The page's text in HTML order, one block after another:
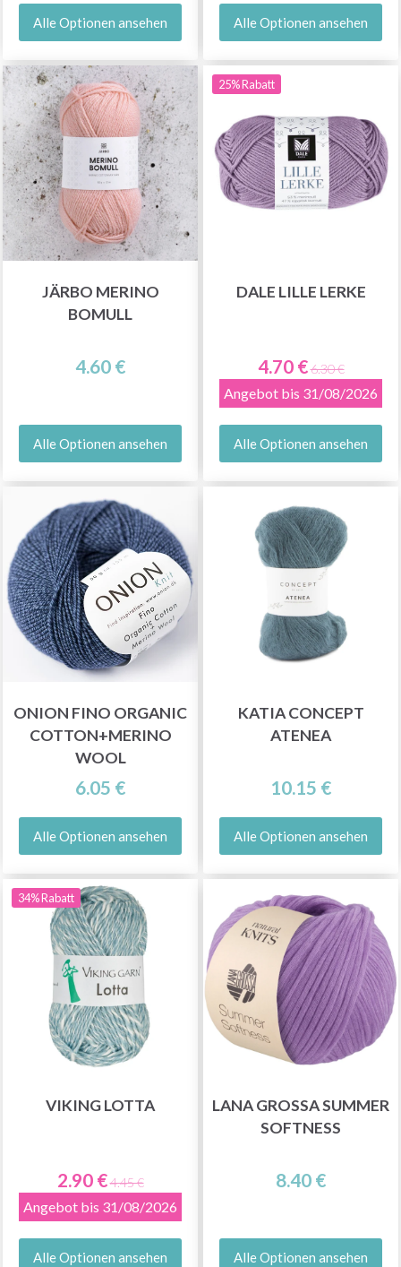
Alle Optionen ansehen Alle Optionen ansehen
JÄRBO MERINO
BOMULL
4.60 €
Alle Optionen ansehen
25% Rabatt
DALE LILLE LERKE
4.70 €6.30 €
Angebot bis 31/08/2026
Alle Optionen ansehen
ONION FINO ORGANIC
COTTON+MERINO
WOOL
6.05 €
Alle Optionen ansehen
KATIA CONCEPT
ATENEA
10.15 €
Alle Optionen ansehen
34% Rabatt
VIKING LOTTA
2.90 €4.45 €
Angebot bis 31/08/2026
Alle Optionen ansehen
LANA GROSSA SUMMER
SOFTNESS
8.40 €
Alle Optionen ansehen